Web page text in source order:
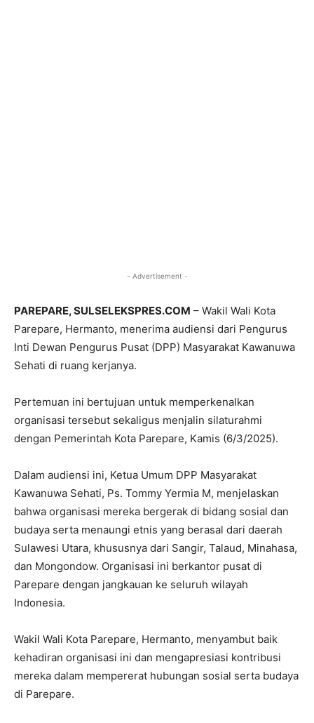
- Advertisement -
PAREPARE, SULSELEKSPRES.COM – Wakil Wali Kota
Parepare, Hermanto, menerima audiensi dari Pengurus
Inti Dewan Pengurus Pusat (DPP) Masyarakat Kawanuwa
Sehati di ruang kerjanya.
Pertemuan ini bertujuan untuk memperkenalkan
organisasi tersebut sekaligus menjalin silaturahmi
dengan Pemerintah Kota Parepare, Kamis (6/3/2025).
Dalam audiensi ini, Ketua Umum DPP Masyarakat
Kawanuwa Sehati, Ps. Tommy Yermia M, menjelaskan
bahwa organisasi mereka bergerak di bidang sosial dan
budaya serta menaungi etnis yang berasal dari daerah
Sulawesi Utara, khususnya dari Sangir, Talaud, Minahasa,
dan Mongondow. Organisasi ini berkantor pusat di
Parepare dengan jangkauan ke seluruh wilayah
Indonesia.
Wakil Wali Kota Parepare, Hermanto, menyambut baik
kehadiran organisasi ini dan mengapresiasi kontribusi
mereka dalam mempererat hubungan sosial serta budaya
di Parepare.